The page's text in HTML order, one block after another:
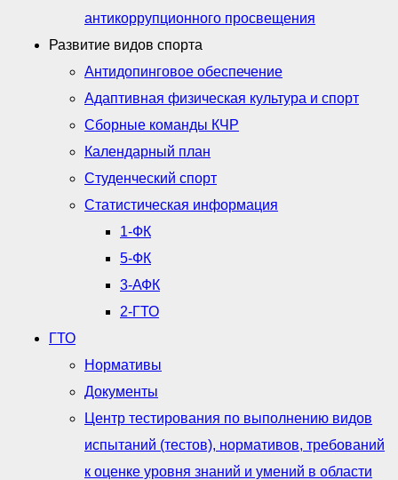
антикоррупционного просвещения
Развитие видов спорта
Антидопинговое обеспечение
Адаптивная физическая культура и спорт
Сборные команды КЧР
Календарный план
Студенческий спорт
Статистическая информация
1-ФК
5-ФК
3-АФК
2-ГТО
ГТО
Нормативы
Документы
Центр тестирования по выполнению видов
испытаний (тестов), нормативов, требований
к оценке уровня знаний и умений в области